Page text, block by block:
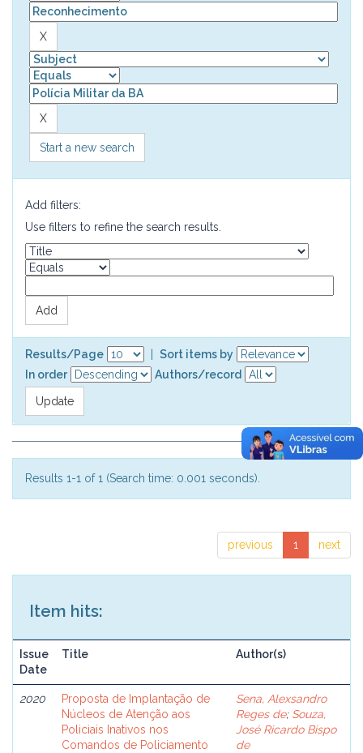
Start a new search
Add filters:
Use filters to refine the search results.
Results/Page
Sort items by
In order
Authors/record
Results 1-1 of 1 (Search time: 0.001 seconds).
previous 1 next
Item hits:
Issue
Date
Title Author(s)
2020
Proposta de Implantação de
Núcleos de Atenção aos
Policiais Inativos nos
Comandos de Policiamento
Sena, Alexsandro
Reges de; Souza,
José Ricardo Bispo
de